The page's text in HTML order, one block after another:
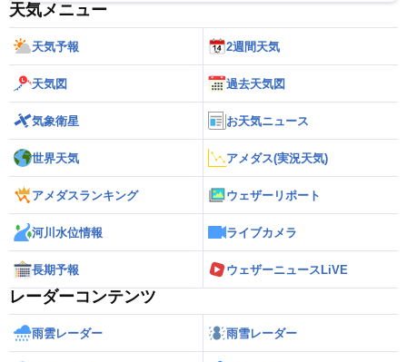
天気メニュー
天気予報 2週間天気
天気図 過去天気図
気象衛星 お天気ニュース
世界天気 アメダス(実況天気)
アメダスランキング ウェザーリポート
河川水位情報 ライブカメラ
長期予報 ウェザーニュースLiVE
レーダーコンテンツ
雨雲レーダー 雨雪レーダー